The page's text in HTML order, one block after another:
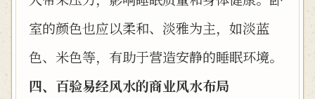
室的颜色也应以柔和、淡雅为主，如淡蓝
色、米色等，有助于营造安静的睡眠环境。
四、百验易经风水的商业风水布局